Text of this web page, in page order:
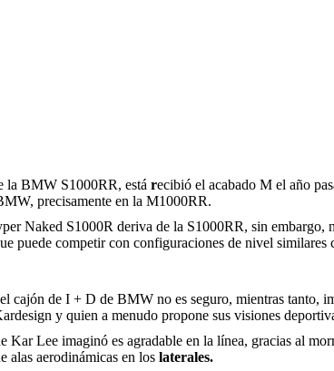
la BMW S1000RR, está recibió el acabado M el año
precisamente en la M1000RR.
Naked S1000R deriva de la S1000RR, sin embargo,
puede competir con configuraciones de nivel
cajón de I + D de BMW no es seguro, mientras tanto,
y quien a menudo propone sus visiones
Lee imaginó es agradable en la línea, gracias al
alas aerodinámicas en los laterales.